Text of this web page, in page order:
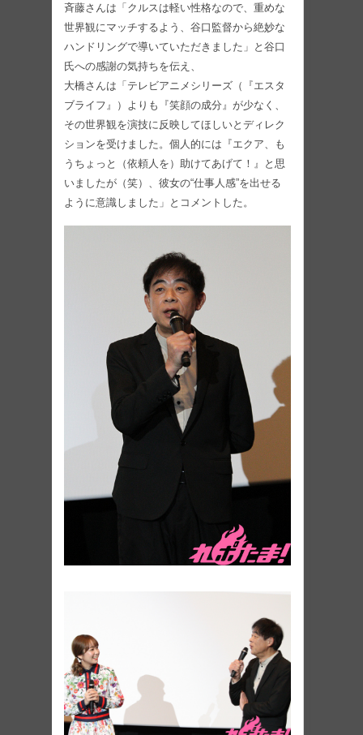
斉藤さんは「クルスは軽い性格なので、重めな
世界観にマッチするよう、谷口監督から絶妙な
ハンドリングで導いていただきました」と谷口
氏への感謝の気持ちを伝え、
大橋さんは「テレビアニメシリーズ（『エスタ
ブライフ』）よりも『笑顔の成分』が少なく、
その世界観を演技に反映してほしいとディレク
ションを受けました。個人的には『エクア、も
うちょっと（依頼人を）助けてあげて！』と思
いましたが（笑）、彼女の“仕事人感”を出せる
ように意識しました」とコメントした。